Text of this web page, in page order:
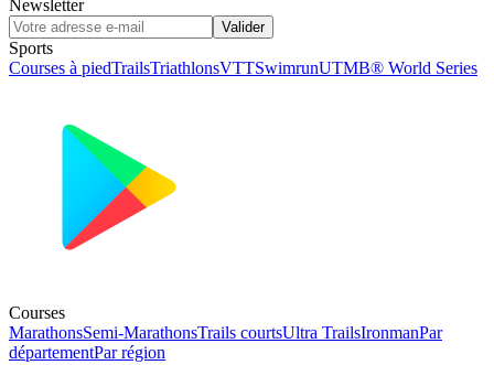
Newsletter
Valider
Sports
Courses à piedTrailsTriathlonsVTTSwimrunUTMB® World Series
Courses
MarathonsSemi-MarathonsTrails courtsUltra TrailsIronmanPar
départementPar région